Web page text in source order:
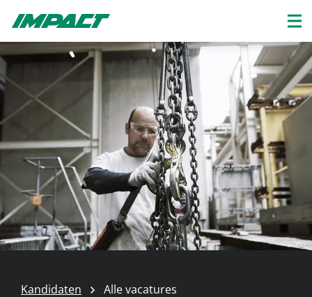
Kandidaten Alle vacatures